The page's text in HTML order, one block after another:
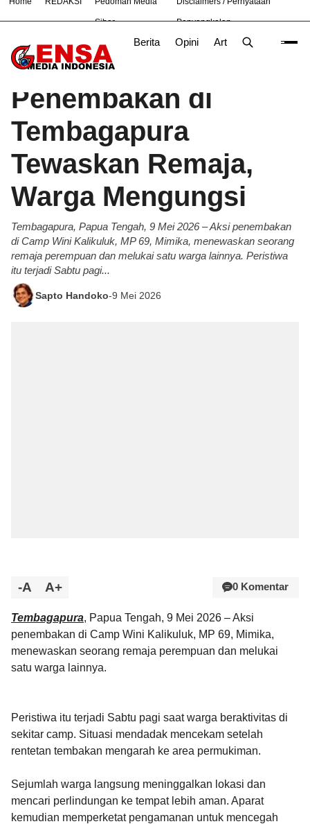
Siber Penyangkalan
Berita Opini Artikel
# Nasional News TNI
Beranda/Berita
Penembakan di
Tembagapura
Tewaskan Remaja,
Warga Mengungsi
Tembagapura, Papua Tengah, 9 Mei 2026 – Aksi penembakan
di Camp Wini Kalikuluk, MP 69, Mimika, menewaskan seorang
remaja perempuan dan melukai satu warga lainnya. Peristiwa
itu terjadi Sabtu pagi...
Sapto Handoko-9 Mei 2026
-A A+ 0 Komentar
Tembagapura, Papua Tengah, 9 Mei 2026 – Aksi
penembakan di Camp Wini Kalikuluk, MP 69, Mimika,
menewaskan seorang remaja perempuan dan melukai
satu warga lainnya.
Peristiwa itu terjadi Sabtu pagi saat warga beraktivitas di
sekitar camp. Situasi mendadak mencekam setelah
rentetan tembakan mengarah ke area permukiman.
Sejumlah warga langsung meninggalkan lokasi dan
mencari perlindungan ke tempat lebih aman. Aparat
kemudian memperketat pengamanan untuk mencegah